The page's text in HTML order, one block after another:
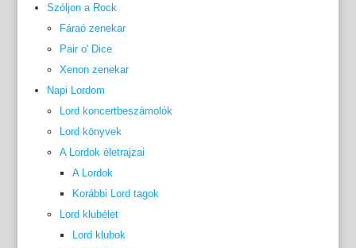
Szóljon a Rock
Fáraó zenekar
Pair o' Dice
Xenon zenekar
Napi Lordom
Lord koncertbeszámolók
Lord könyvek
A Lordok életrajzai
A Lordok
Korábbi Lord tagok
Lord klubélet
Lord klubok